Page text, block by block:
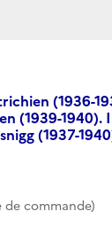
(1936-
(1939-1940).
(1937-
de commande)